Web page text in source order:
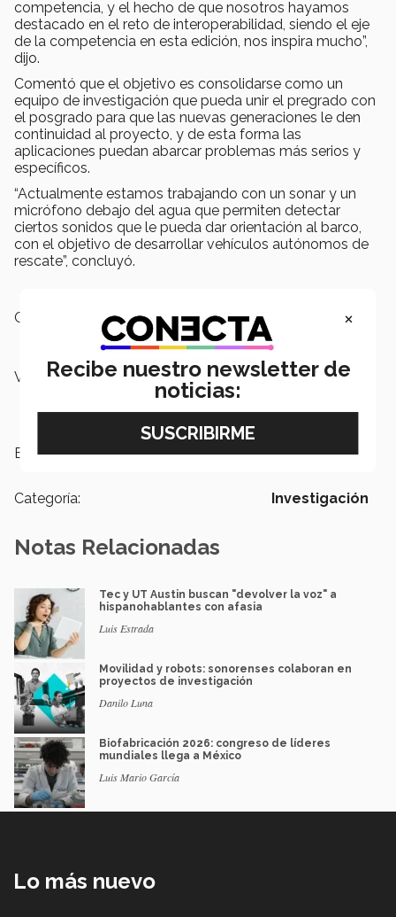
competencia, y el hecho de que nosotros hayamos
destacado en el reto de interoperabilidad, siendo el eje
de la competencia en esta edición, nos inspira mucho”,
dijo.
Comentó que el objetivo es consolidarse como un
equipo de investigación que pueda unir el pregrado con
el posgrado para que las nuevas generaciones le den
continuidad al proyecto, y de esta forma las
aplicaciones puedan abarcar problemas más serios y
específicos.
“Actualmente estamos trabajando con un sonar y un
micrófono debajo del agua que permiten detectar
ciertos sonidos que le pueda dar orientación al barco,
con el objetivo de desarrollar vehículos autónomos de
rescate”, concluyó.
Campus: Nacional
Vicerrectorías:
Vicerrectoría de Investigación
y Transferencia de Tecnología
Etiquetas: Investigación, robótica
Categoría: Investigación
Notas Relacionadas
Tec y UT Austin buscan "devolver la voz" a
hispanohablantes con afasia
Luis Estrada
Movilidad y robots: sonorenses colaboran en
proyectos de investigación
Danilo Luna
Biofabricación 2026: congreso de líderes
mundiales llega a México
Luis Mario García
Lo más nuevo
×
Recibe nuestro newsletter de
noticias: